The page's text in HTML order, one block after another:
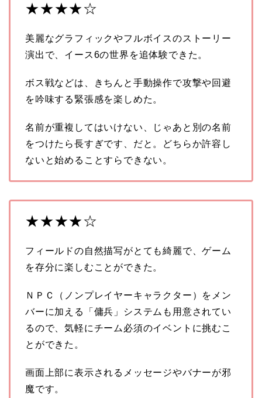
★★★★☆
美麗なグラフィックやフルボイスのストーリー
演出で、イース6の世界を追体験できた。
ボス戦などは、きちんと手動操作で攻撃や回避
を吟味する緊張感を楽しめた。
名前が重複してはいけない、じゃあと別の名前
をつけたら長すぎです、だと。どちらか許容し
ないと始めることすらできない。
★★★★☆
フィールドの自然描写がとても綺麗で、ゲーム
を存分に楽しむことができた。
ＮＰＣ（ノンプレイヤーキャラクター）をメン
バーに加える「傭兵」システムも用意されてい
るので、気軽にチーム必須のイベントに挑むこ
とができた。
画面上部に表示されるメッセージやバナーが邪
魔です。